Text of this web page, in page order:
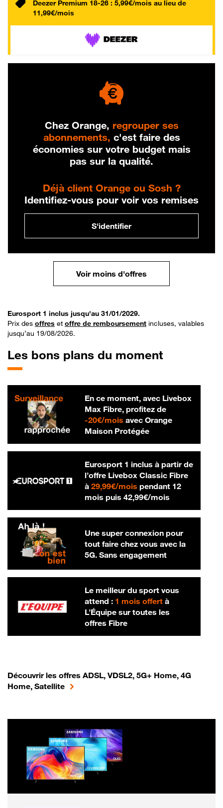
Deezer Premium 18-26 : 5,99€/mois au lieu de
11,99€/mois
Chez Orange, regrouper ses
abonnements, c'est faire des
économies sur votre budget mais
pas sur la qualité.
Déjà client Orange ou Sosh ?
Identifiez-vous pour voir vos remises
S'identifier
Voir moins d'offres
Eurosport 1 inclus jusqu'au 31/01/2029.
Prix des offres et offre de remboursement incluses, valables
jusqu’au 19/08/2026.
Les bons plans du moment
En ce moment, avec Livebox
Max Fibre, profitez de
-20€/mois20 € par mois
avec Orange
Maison Protégée
Eurosport 1 inclus à partir de
l’offre Livebox Classic Fibre
à 29,99€/mois29,99 € par mois
pendant 12
mois puis 42,99€/mois42,99 € par
Une super connexion pour
tout faire chez vous avec la
5G. Sans engagement
Le meilleur du sport vous
attend : 1 mois offertà
L’Équipe sur toutes les
offres Fibre
Découvrir les offres ADSL, VDSL2, 5G+ Home, 4G
Home, Satellite